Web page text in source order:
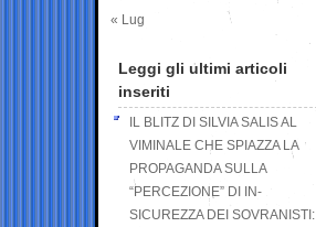
« Lug
Leggi gli ultimi articoli
inseriti
IL BLITZ DI SILVIA SALIS AL
VIMINALE CHE SPIAZZA LA
PROPAGANDA SULLA
“PERCEZIONE” DI IN-
SICUREZZA DEI SOVRANISTI: